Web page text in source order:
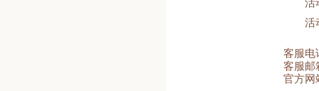
活
活
客服电
客服邮
官方网